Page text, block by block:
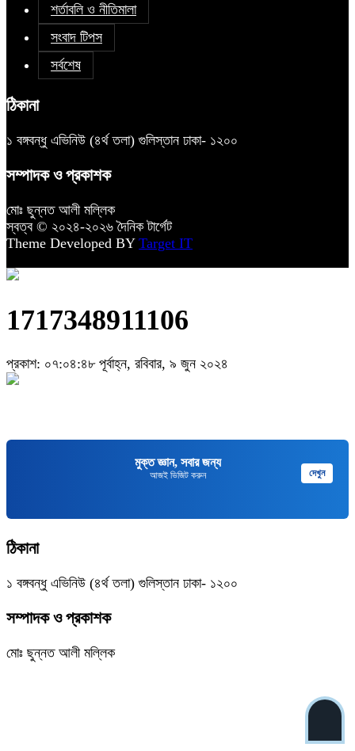
শর্তাবলি ও নীতিমালা
সংবাদ টিপস
সর্বশেষ
ঠিকানা
১ বঙ্গবন্ধু এভিনিউ (৪র্থ তলা) গুলিস্তান ঢাকা- ১২০০
সম্পাদক ও প্রকাশক
মোঃ ছুন্নত আলী মল্লিক
স্বত্ব © ২০২৪-২০২৬ দৈনিক টার্গেট
Theme Developed BY Target IT
1717348911106
প্রকাশ: ০৭:০৪:৪৮ পূর্বাহ্ন, রবিবার, ৯ জুন ২০২৪
মুক্ত জ্ঞান, সবার জন্য
আজই ভিজিট করুন দেখুন
ঠিকানা
১ বঙ্গবন্ধু এভিনিউ (৪র্থ তলা) গুলিস্তান ঢাকা- ১২০০
সম্পাদক ও প্রকাশক
মোঃ ছুন্নত আলী মল্লিক